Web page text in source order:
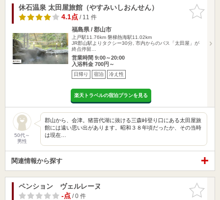
お気に入
りに追加
休石温泉 太田屋旅館（やすみいしおんせん）
4.1点/ 11 件
福島県 / 郡山市
上戸駅11.76km 磐梯熱海駅11.02km
JR郡山駅よりタクシー30分, 市内からのバス「太田屋」が
終点停留…
営業時間 9:00～20:00
入浴料金 700円～
日帰り 宿泊 冷え性
楽天トラベルの宿泊プランを見る
50代～
男性
郡山から、会津。猪苗代湖に抜ける三森峠登り口にある太田屋旅
館には遠い思い出があります。昭和３８年頃だったか、その当時
は現在…
関連情報から探す
お気に入
りに追加
ペンション ヴェルレーヌ
-点/ 0 件